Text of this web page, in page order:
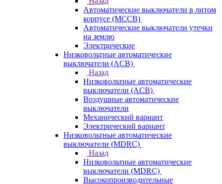
Автоматические выключатели в литом
корпусе (MCCB)
Автоматические выключатели утечки
на землю
Электрические
Низковольтные автоматические
выключатели (ACB)
Назад
Низковольтные автоматические
выключатели (ACB)
Воздушные автоматические
выключатели
Механический вариант
Электрический вариант
Низковольтные автоматические
выключатели (MDRC)
Назад
Низковольтные автоматические
выключатели (MDRC)
Высокопроизводительные